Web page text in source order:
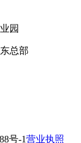
园
总部
号-1营业执照